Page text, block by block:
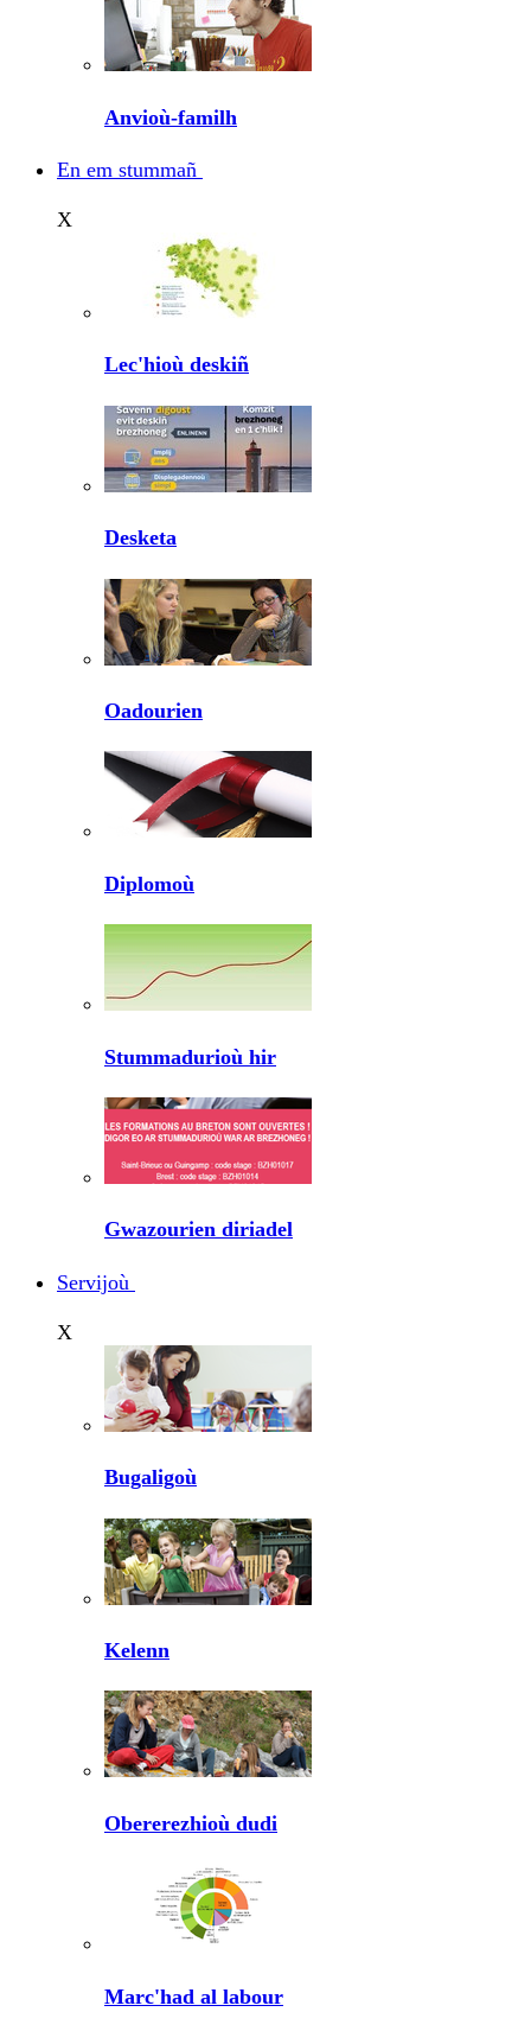
Anvioù-familh
En em stummañ
X
Lec'hioù deskiñ
Desketa
Oadourien
Diplomoù
Stummadurioù hir
Gwazourien diriadel
Servijoù
X
Bugaligoù
Kelenn
Obererezhioù dudi
Marc'had al labour